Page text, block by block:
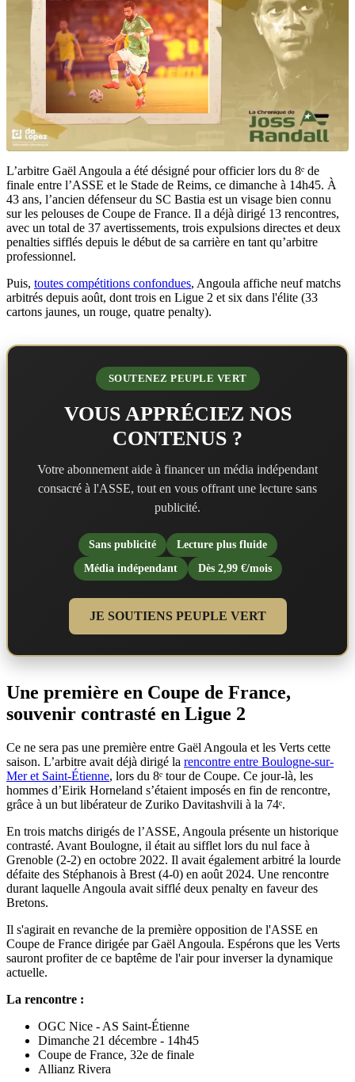
L’arbitre Gaël Angoula a été désigné pour officier lors du 8ᵉ de
finale entre l’ASSE et le Stade de Reims, ce dimanche à 14h45. À
43 ans, l’ancien défenseur du SC Bastia est un visage bien connu
sur les pelouses de Coupe de France. Il a déjà dirigé 13 rencontres,
avec un total de 37 avertissements, trois expulsions directes et deux
penalties sifflés depuis le début de sa carrière en tant qu’arbitre
professionnel.
Puis, toutes compétitions confondues, Angoula affiche neuf matchs
arbitrés depuis août, dont trois en Ligue 2 et six dans l'élite (33
cartons jaunes, un rouge, quatre penalty).
SOUTENEZ PEUPLE VERT
VOUS APPRÉCIEZ NOS
CONTENUS ?
Votre abonnement aide à financer un média indépendant
consacré à l'ASSE, tout en vous offrant une lecture sans
publicité.
Sans publicité
Lecture plus fluide
Média indépendant
Dès 2,99 €/mois
JE SOUTIENS PEUPLE VERT
Une première en Coupe de France,
souvenir contrasté en Ligue 2
Ce ne sera pas une première entre Gaël Angoula et les Verts cette
saison. L’arbitre avait déjà dirigé la rencontre entre Boulogne-sur-
Mer et Saint-Étienne, lors du 8ᵉ tour de Coupe. Ce jour-là, les
hommes d’Eirik Horneland s’étaient imposés en fin de rencontre,
grâce à un but libérateur de Zuriko Davitashvili à la 74ᵉ.
En trois matchs dirigés de l’ASSE, Angoula présente un historique
contrasté. Avant Boulogne, il était au sifflet lors du nul face à
Grenoble (2-2) en octobre 2022. Il avait également arbitré la lourde
défaite des Stéphanois à Brest (4-0) en août 2024. Une rencontre
durant laquelle Angoula avait sifflé deux penalty en faveur des
Bretons.
Il s'agirait en revanche de la première opposition de l'ASSE en
Coupe de France dirigée par Gaël Angoula. Espérons que les Verts
sauront profiter de ce baptême de l'air pour inverser la dynamique
actuelle.
La rencontre :
OGC Nice - AS Saint-Étienne
Dimanche 21 décembre - 14h45
Coupe de France, 32e de finale
Allianz Rivera